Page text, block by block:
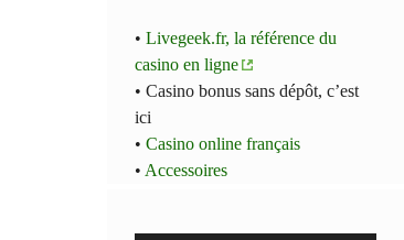
•Livegeek.fr, la référence du
casino en ligne
• Casino bonus sans dépôt, c’est
ici
•Casino online français
• Accessoires